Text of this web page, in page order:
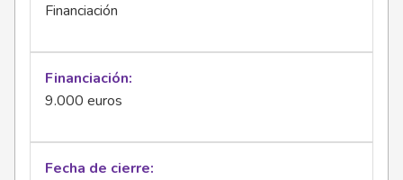
Financiación
Financiación
9.000 euros
Fecha de cierre